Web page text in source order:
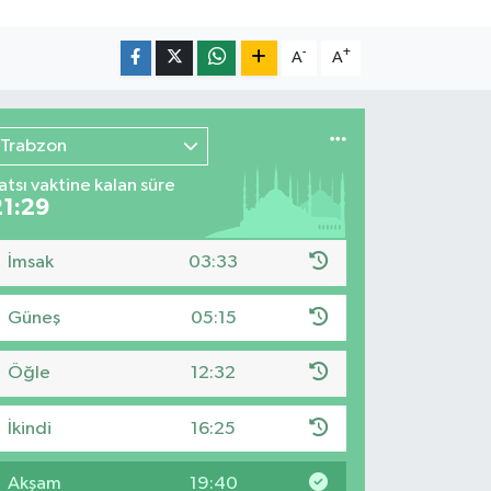
A- A+
Trabzon
vaktine kalan süre
İmsak 03:33
Güneş 05:15
Öğle 12:32
İkindi 16:25
Akşam 19:40